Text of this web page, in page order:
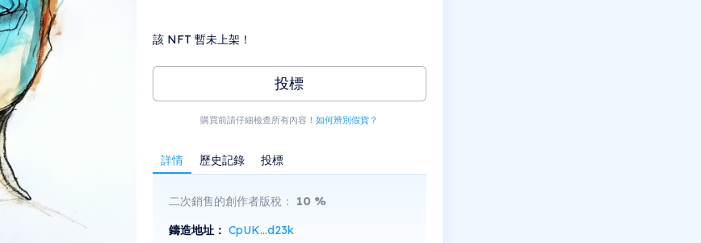
該 NFT 暫未上架！
投標
購買前請仔細檢查所有內容！如何辨別假貨？
詳情 歷史記錄 投標
二次銷售的創作者版稅： 10%
鑄造地址： CpUK...d23k